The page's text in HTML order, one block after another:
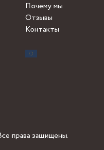
Почему мы
Отзывы
Контакты
права защищены.